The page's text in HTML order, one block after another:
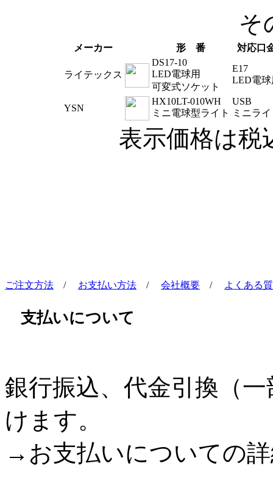
そ
メーカー 形 番 対応口
ライテックス
DS17-10
LED電球用
可変式ソケット
E17
LED電球
YSN
HX10LT-010WH
ミニ電球型ライト
USB
ミニラ
表示価格は税
ご注文方法 / お支払い方法 / 会社概要 / よくある
支払いについて
銀行振込、代金引換（
けます。
→お支払いについての